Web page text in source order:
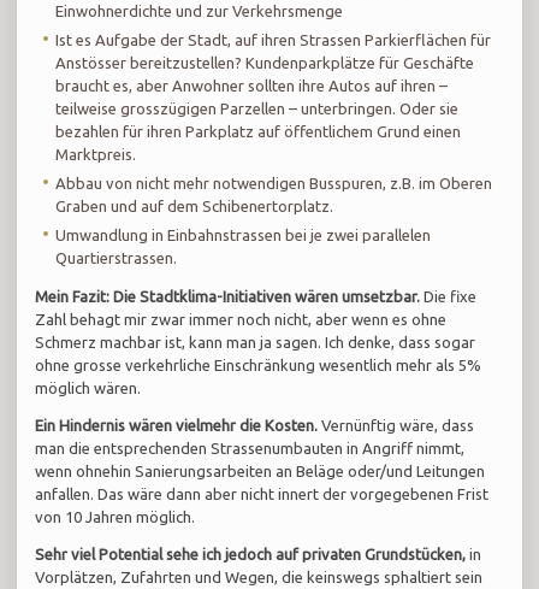
Einwohnerdichte und zur Verkehrsmenge
Ist es Aufgabe der Stadt, auf ihren Strassen Parkierflächen für
Anstösser bereitzustellen? Kundenparkplätze für Geschäfte
braucht es, aber Anwohner sollten ihre Autos auf ihren –
teilweise grosszügigen Parzellen – unterbringen. Oder sie
bezahlen für ihren Parkplatz auf öffentlichem Grund einen
Marktpreis.
Abbau von nicht mehr notwendigen Busspuren, z.B. im Oberen
Graben und auf dem Schibenertorplatz.
Umwandlung in Einbahnstrassen bei je zwei parallelen
Quartierstrassen.
Mein Fazit: Die Stadtklima-Initiativen wären umsetzbar. Die fixe
Zahl behagt mir zwar immer noch nicht, aber wenn es ohne
Schmerz machbar ist, kann man ja sagen. Ich denke, dass sogar
ohne grosse verkehrliche Einschränkung wesentlich mehr als 5%
möglich wären.
Ein Hindernis wären vielmehr die Kosten. Vernünftig wäre, dass
man die entsprechenden Strassenumbauten in Angriff nimmt,
wenn ohnehin Sanierungsarbeiten an Beläge oder/und Leitungen
anfallen. Das wäre dann aber nicht innert der vorgegebenen Frist
von 10 Jahren möglich.
Sehr viel Potential sehe ich jedoch auf privaten Grundstücken, in
Vorplätzen, Zufahrten und Wegen, die keinswegs sphaltiert sein